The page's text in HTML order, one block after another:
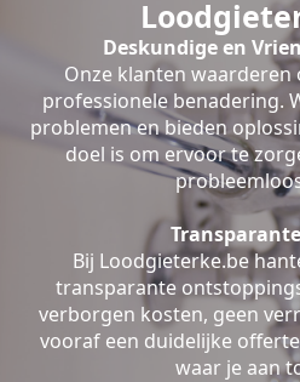
Deskundige en
Onze klanten waarderen
professionele benadering.
problemen en bieden
doel is om ervoor te
Bij Loodgieterke.be
transparante
verborgen kosten, geen
vooraf een duidelijke
waar je aan